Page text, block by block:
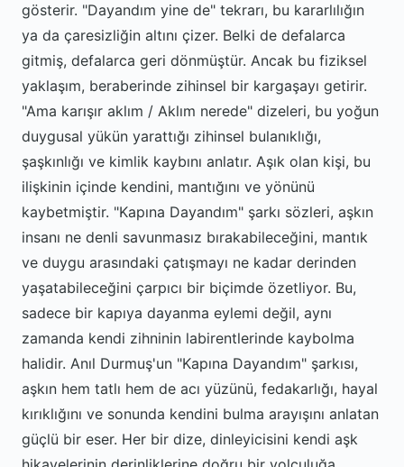
gösterir. "Dayandım yine de" tekrarı, bu kararlılığın
ya da çaresizliğin altını çizer. Belki de defalarca
gitmiş, defalarca geri dönmüştür. Ancak bu fiziksel
yaklaşım, beraberinde zihinsel bir kargaşayı getirir.
"Ama karışır aklım / Aklım nerede" dizeleri, bu yoğun
duygusal yükün yarattığı zihinsel bulanıklığı,
şaşkınlığı ve kimlik kaybını anlatır. Aşık olan kişi, bu
ilişkinin içinde kendini, mantığını ve yönünü
kaybetmiştir. "Kapına Dayandım" şarkı sözleri, aşkın
insanı ne denli savunmasız bırakabileceğini, mantık
ve duygu arasındaki çatışmayı ne kadar derinden
yaşatabileceğini çarpıcı bir biçimde özetliyor. Bu,
sadece bir kapıya dayanma eylemi değil, aynı
zamanda kendi zihninin labirentlerinde kaybolma
halidir. Anıl Durmuş'un "Kapına Dayandım" şarkısı,
aşkın hem tatlı hem de acı yüzünü, fedakarlığı, hayal
kırıklığını ve sonunda kendini bulma arayışını anlatan
güçlü bir eser. Her bir dize, dinleyicisini kendi aşk